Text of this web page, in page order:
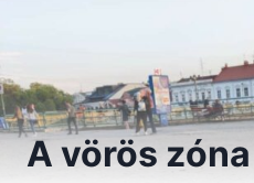
A vörös